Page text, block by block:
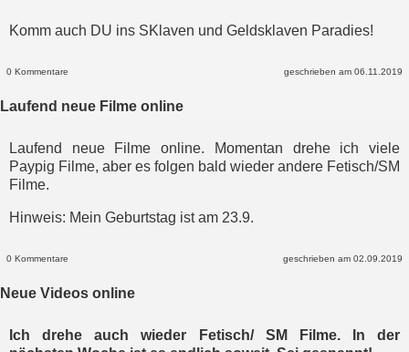
Komm auch DU ins SKlaven und Geldsklaven Paradies!
0 Kommentare geschrieben am 06.11.2019
Laufend neue Filme online
Laufend neue Filme online. Momentan drehe ich viele
Paypig Filme, aber es folgen bald wieder andere Fetisch/SM
Filme.
Hinweis: Mein Geburtstag ist am 23.9.
0 Kommentare geschrieben am 02.09.2019
Neue Videos online
Ich drehe auch wieder Fetisch/ SM Filme. In der